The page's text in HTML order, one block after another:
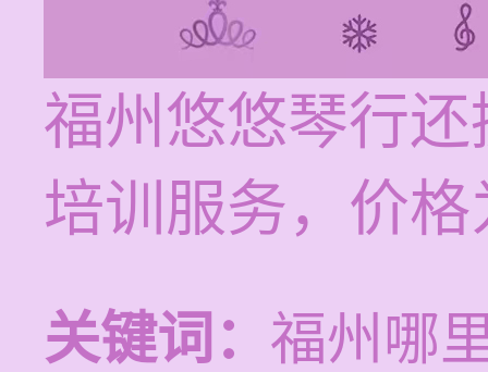
福州悠悠琴行
培训服务，价
关键词： 福州哪